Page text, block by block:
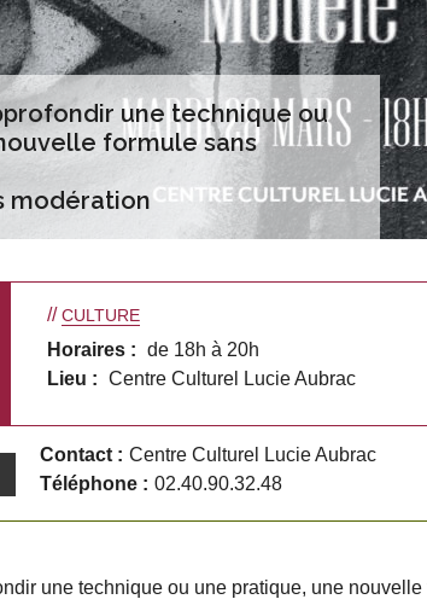
une technique ou
formule sans
modération
//CULTURE
Horaires : de 18h à 20h
Lieu : Centre Culturel Lucie Aubrac
Contact : Centre Culturel Lucie Aubrac
Téléphone : 02.40.90.32.48
une technique ou une pratique, une